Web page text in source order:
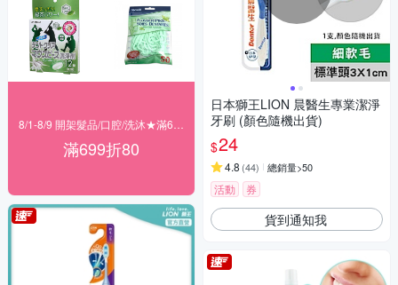
滿699折80
日本獅王LION 晨醫生專業潔淨
牙刷 (顏色隨機出貨)
$24
4.8 (44) 總銷量>50
活動 券
貨到通知我